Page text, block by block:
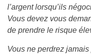
l’argent lorsqu’ils
Vous devez vous
de prendre le risque
Vous ne perdrez